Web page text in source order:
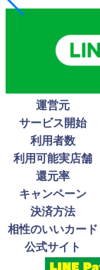
運営元
サービス開始
利用者数
利用可能実店舗
還元率
キャンペーン
決済方法
相性のいいカード
公式サイト